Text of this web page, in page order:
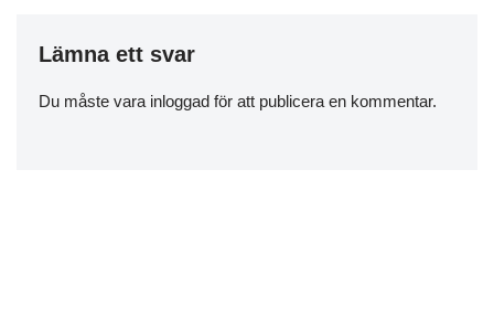
Lämna ett svar
Du måste vara inloggad för att publicera en kommentar.